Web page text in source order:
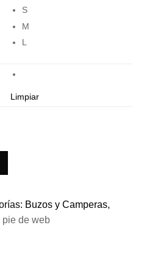
S
M
L
Limpiar
Buzos y Camperas,
pie de web